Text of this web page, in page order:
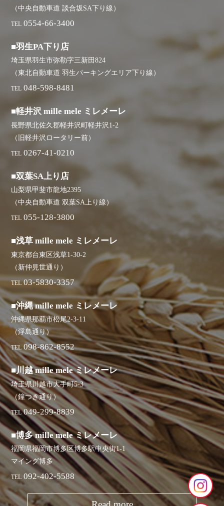
（中央自動車道 談合坂SA下り線）
TEL 0554-66-3400
■羽生PA下り店
埼玉県羽生市弥勒字三新田824
（東北自動車道 羽生パーキングエリア下り線）
TEL 048-598-8481
■軽井沢 mille mele ミレメーレ
長野県北佐久郡軽井沢町軽井沢1-2
（旧軽井沢ロータリー前）
TEL 0267-41-0210
■双葉SA上り店
山梨県甲斐市龍地2395
（中央自動車道 双葉SA上り線）
TEL 055-128-3800
■浅草 mille mele ミレメーレ
東京都台東区浅草1-30-2
（新仲見世通り）
TEL 03-5830-3357
■沖縄 mille mele ミレメーレ
沖縄県那覇市松尾2-3-11
（浮島通り）
TEL 098-862-8552
■川越 mille mele ミレメーレ
埼玉県川越市大手町5-3
（鐘つき通り）
TEL 049-299-8839
■博多 mille mele ミレメーレ
福岡県福岡市博多区博多駅中央街1-1
マイング博多
TEL 092-402-5588